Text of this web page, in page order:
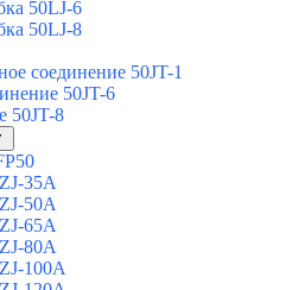
50LJ-6
50LJ-8
соединение 50JT-1
50JT-6
50JT-8
35A
50A
65A
80A
100A